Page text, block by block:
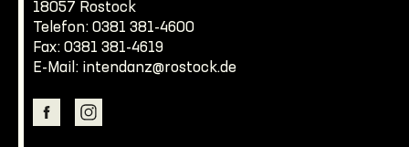
18057 Rostock
Telefon: 0381 381-4600
Fax: 0381 381-4619
E-Mail: intendanz@rostock.de